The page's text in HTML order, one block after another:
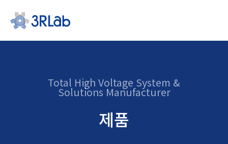
Total High Voltage System &
Solutions Manufacturer
제품